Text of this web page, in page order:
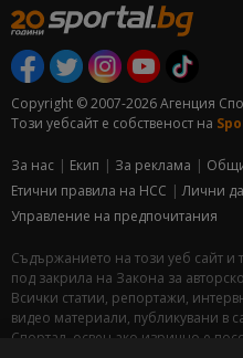
Copyright © 2007-2026 Агенция
Този уебсайт е собственост на
За нас Екип За рекламa
Етични правила на НСС
Лични
Управление на предпочитания
Съдържанието на този уеб сайт и
под закрила на Закона за
Всички статии, репортажи,
видео материали, публикувани в
Спортал, освен ако изрично е